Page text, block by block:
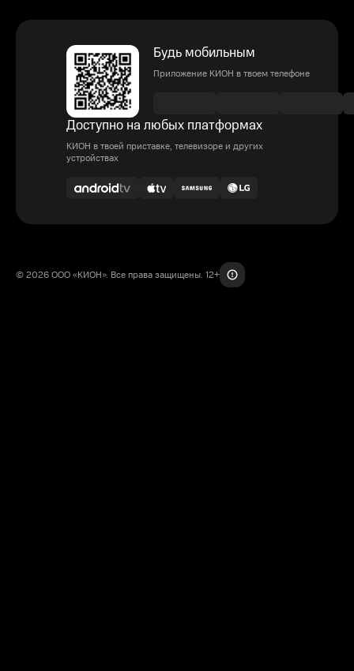
Будь мобильным
Приложение КИОН в твоем телефоне
Доступно на любых платформах
КИОН в твоей приставке, телевизоре и других
устройствах
© 2026 ООО «КИОН». Все права защищены. 12+